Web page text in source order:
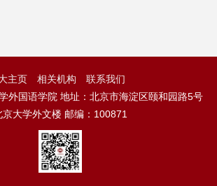
主页 相关机构
联系我们
外国语学院 地址：北京市海淀区颐和园路5号
京大学外文楼 邮编：100871